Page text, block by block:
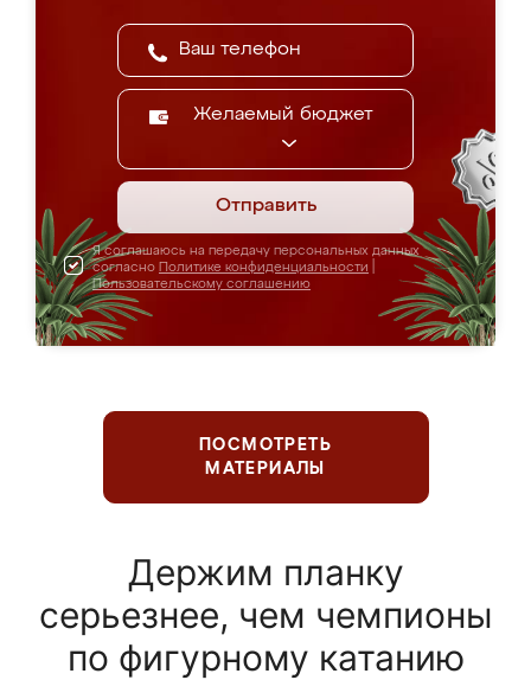
Желаемый бюджет
Отправить
Я соглашаюсь на передачу персональных данных
согласно Политике конфиденциальности
Пользовательскому соглашению
ПОСМОТРЕТЬ
МАТЕРИАЛЫ
Держим планку
серьезнее, чем чемпионы
по фигурному катанию